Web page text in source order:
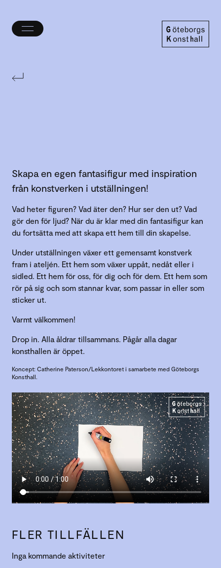
Öppna/stäng
Skapa en egen fantasifigur med inspiration
från konstverken i utställningen!
Vad heter figuren? Vad äter den? Hur ser den ut? Vad
gör den för ljud? När du är klar med din fantasifigur kan
du fortsätta med att skapa ett hem till din skapelse.
Under utställningen växer ett gemensamt konstverk
fram i ateljén. Ett hem som växer uppåt, nedåt eller i
sidled. Ett hem för oss, för dig och för dem. Ett hem som
rör på sig och som stannar kvar, som passar in eller som
sticker ut.
Varmt välkommen!
Drop in. Alla åldrar tillsammans. Pågår alla dagar
konsthallen är öppet.
Koncept: Catherine Paterson/Lekkontoret i samarbete med Göteborgs
Konsthall.
FLER TILLFÄLLEN
Inga kommande aktiviteter